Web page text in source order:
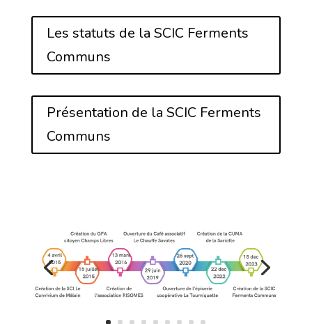
Les statuts de la SCIC Ferments
Communs
Présentation de la SCIC Ferments
Communs